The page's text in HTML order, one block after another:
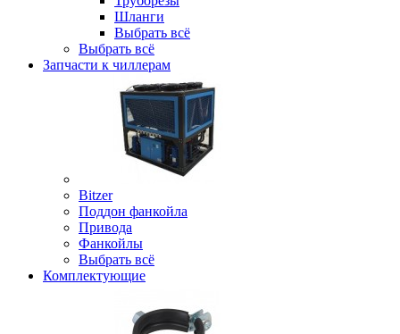
Шланги
Выбрать всё
Выбрать всё
Запчасти к чиллерам
Bitzer
Поддон фанкойла
Привода
Фанкойлы
Выбрать всё
Комплектующие